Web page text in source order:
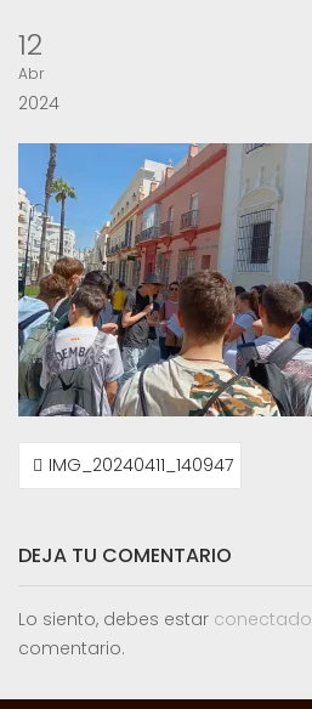
12
Abr
2024
NAVEGACIÓN
DEIMG_20240411_140947
DEJA TU COMENTARIO
Lo siento, debes estar conectado
comentario.